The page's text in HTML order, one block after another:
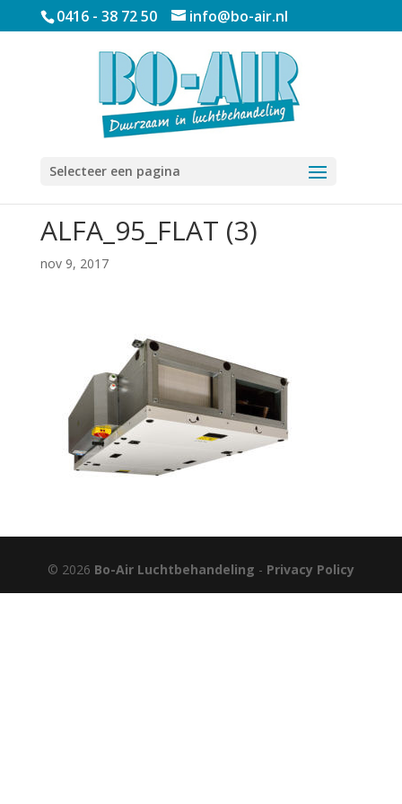
0416 - 38 72 50 info@bo-air.nl
Selecteer een pagina
ALFA_95_FLAT (3)
nov 9, 2017
© 2026 Bo-Air Luchtbehandeling - Privacy Policy